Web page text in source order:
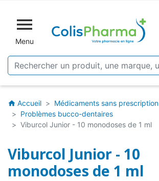

Menu
home Accueil
Médicaments sans prescription
Problèmes bucco-dentaires
Viburcol Junior - 10 monodoses de 1 ml
Viburcol Junior - 10
monodoses de 1 ml